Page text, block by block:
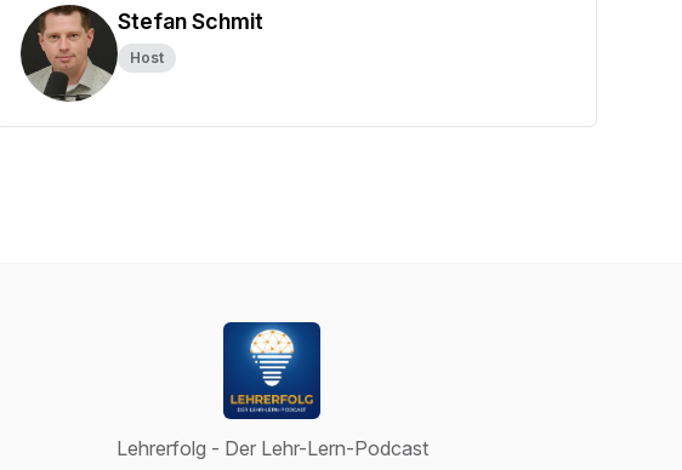
Stefan Schmit
Host
Lehrerfolg - Der Lehr-Lern-Podcast